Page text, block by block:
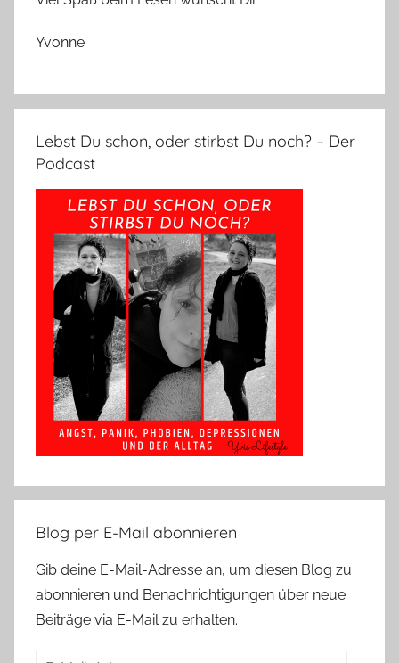
Yvonne
Lebst Du schon, oder stirbst Du noch? – Der
Podcast
Blog per E-Mail abonnieren
Gib deine E-Mail-Adresse an, um diesen Blog zu
abonnieren und Benachrichtigungen über neue
Beiträge via E-Mail zu erhalten.